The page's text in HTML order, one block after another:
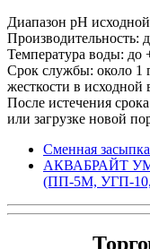
Диапазон pH
Производительность:
Температура воды: до
Срок службы: около 1
жесткости в исходной
После истечения
или загрузке новой
Сменная
АКВАБРАЙТ
(ПП-5М, УГП-